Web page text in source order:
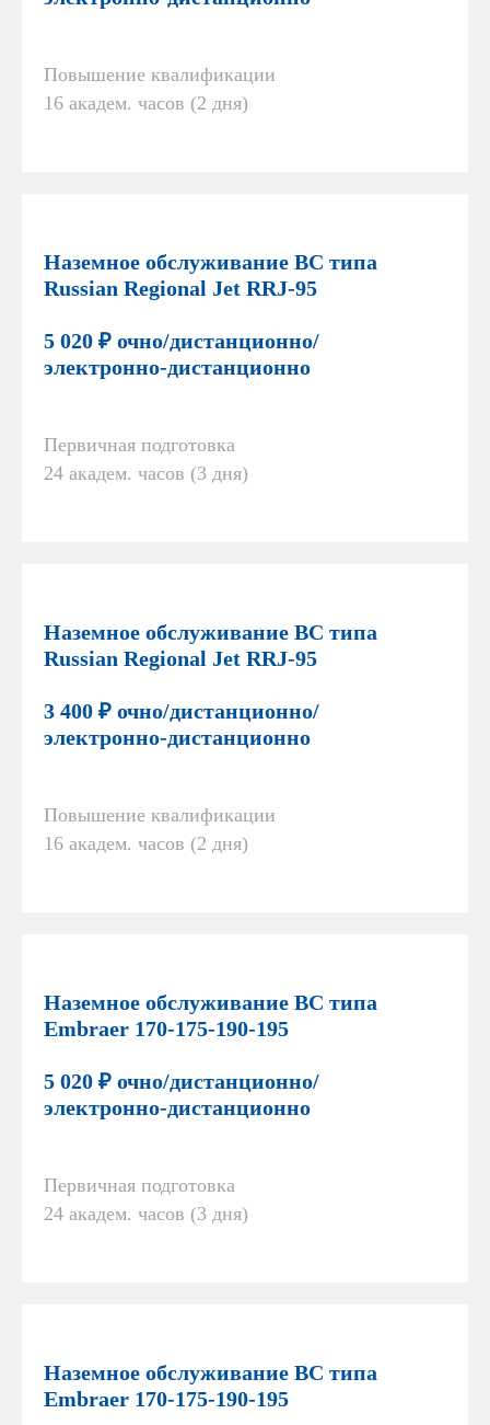
Повышение квалификации
16 академ. часов (2 дня)
Наземное обслуживание ВС типа
Russian Regional Jet RRJ-95
5 020 ₽ очно/дистанционно/
электронно-дистанционно
Первичная подготовка
24 академ. часов (3 дня)
Наземное обслуживание ВС типа
Russian Regional Jet RRJ-95
3 400 ₽ очно/дистанционно/
электронно-дистанционно
Повышение квалификации
16 академ. часов (2 дня)
Наземное обслуживание ВС типа
Embraer 170-175-190-195
5 020 ₽ очно/дистанционно/
электронно-дистанционно
Первичная подготовка
24 академ. часов (3 дня)
Наземное обслуживание ВС типа
Embraer 170-175-190-195